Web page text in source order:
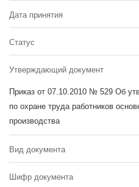
Дата принятия
Статус
Утверждающий документ
Приказ от 07.10.2010 № 529 Об
по охране труда работников
производства
Вид документа
Шифр документа